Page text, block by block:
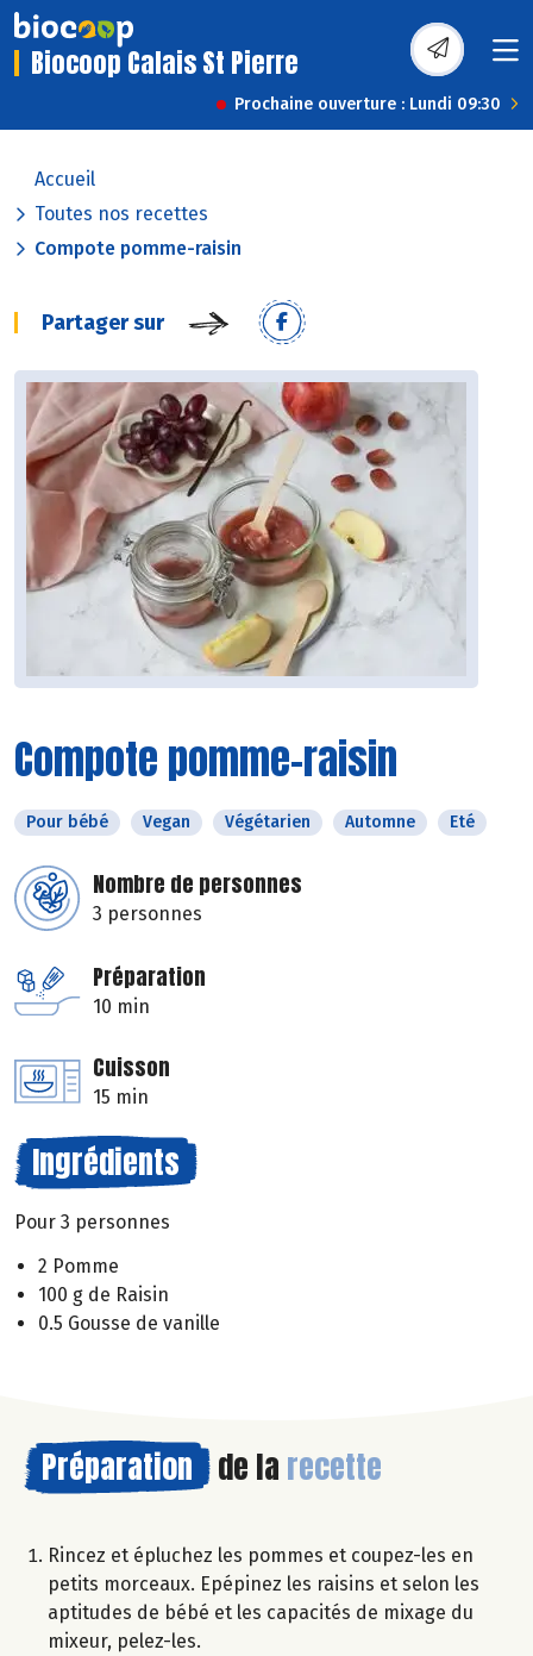
Biocoop Calais St Pierre
Prochaine ouverture : Lundi 09:30
Accueil
Toutes nos recettes
Compote pomme-raisin
Partager sur
Compote pomme-raisin
Pour bébé Vegan Végétarien Automne Eté
Nombre de personnes
3 personnes
Préparation
10 min
Cuisson
15 min
Ingrédients
Pour 3 personnes
2 Pomme
100 g de Raisin
0.5 Gousse de vanille
Préparation de la recette
Rincez et épluchez les pommes et coupez-les en
petits morceaux. Epépinez les raisins et selon les
aptitudes de bébé et les capacités de mixage du
mixeur, pelez-les.